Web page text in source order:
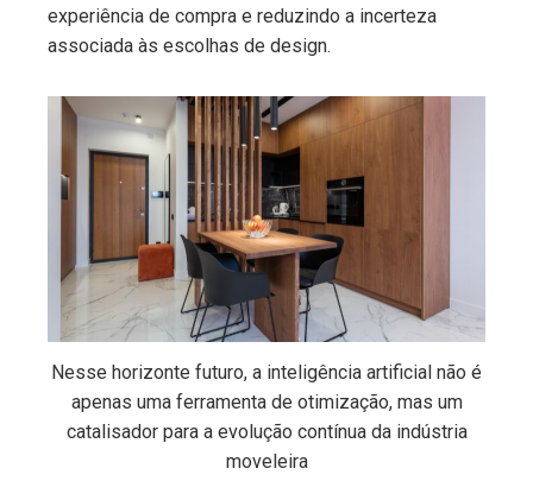
experiência de compra e reduzindo a incerteza
associada às escolhas de design.
Nesse horizonte futuro, a inteligência artificial não é
apenas uma ferramenta de otimização, mas um
catalisador para a evolução contínua da indústria
moveleira